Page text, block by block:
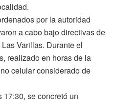
por la autoridad
a cabo bajo directivas de
Varillas. Durante el
realizado en horas de la
celular considerado de
se concretó un